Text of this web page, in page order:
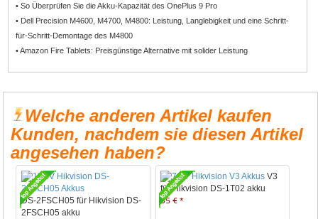
• So Überprüfen Sie die Akku-Kapazität des OnePlus 9 Pro
• Dell Precision M4600, M4700, M4800: Leistung, Langlebigkeit und eine Schritt-
für-Schritt-Demontage des M4800
• Amazon Fire Tablets: Preisgünstige Alternative mit solider Leistung
Welche anderen Artikel kaufen
Kunden, nachdem sie diesen Artikel
angesehen haben?
DS-2FSCH05 für Hikvision DS-
2FSCH05 akku
V3
für Hikvision DS-1T02 akku
35 € *